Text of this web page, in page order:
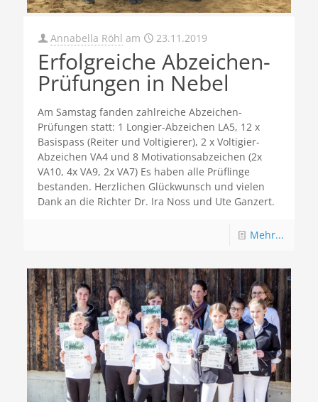
Annabella Röhl am 23.11.2019
Erfolgreiche Abzeichen-
Prüfungen in Nebel
Am Samstag fanden zahlreiche Abzeichen-
Prüfungen statt: 1 Longier-Abzeichen LA5, 12 x
Basispass (Reiter und Voltigierer), 2 x Voltigier-
Abzeichen VA4 und 8 Motivationsabzeichen (2x
VA10, 4x VA9, 2x VA7) Es haben alle Prüflinge
bestanden. Herzlichen Glückwunsch und vielen
Dank an die Richter Dr. Ira Noss und Ute Ganzert.
Mehr...